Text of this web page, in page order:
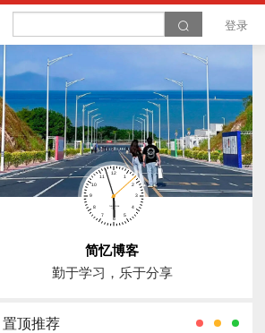
登录
简忆博客
勤于学习，乐于分享
置顶推荐